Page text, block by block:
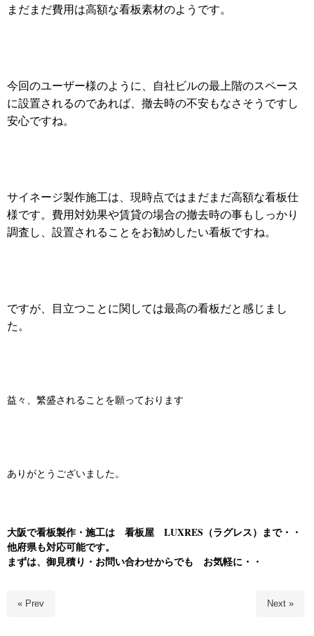
まだまだ費用は高額な看板素材のようです。
今回のユーザー様のように、自社ビルの最上階のスペース
に設置されるのであれば、撤去時の不安もなさそうですし
安心ですね。
サイネージ製作施工は、現時点ではまだまだ高額な看板仕
様です。費用対効果や賃貸の場合の撤去時の事もしっかり
調査し、設置されることをお勧めしたい看板ですね。
ですが、目立つことに関しては最高の看板だと感じまし
た。
益々、繁盛されることを願っております
ありがとうございました。
大阪で看板製作・施工は 看板屋 LUXRES（ラグレス）まで・・
他府県も対応可能です。
まずは、御見積り・お問い合わせからでも お気軽に・ ・
« Prev Next »